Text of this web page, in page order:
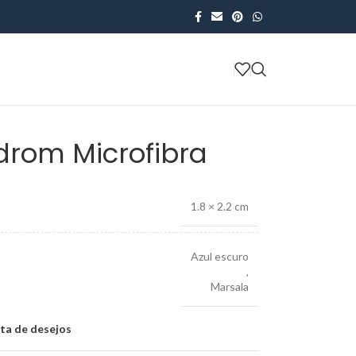
Microfibra
1.8 × 2.2 cm
Azul escuro
,
Marsala
de desejos